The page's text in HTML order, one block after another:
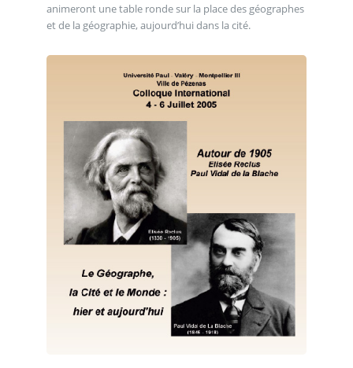
animeront une table ronde sur la place des géographes
et de la géographie, aujourd’hui dans la cité.